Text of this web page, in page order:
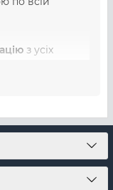
з усіх
Gorenjeта
на всі